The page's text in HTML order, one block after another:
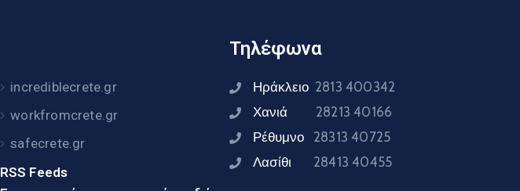
incrediblecrete.gr
workfromcrete.gr
safecrete.gr
RSS Feeds
Τηλέφωνα
Ηράκλειο 2813 400342
Χανιά 28213 40166
Ρέθυμνο 28313 40725
Λασίθι 28413 40455